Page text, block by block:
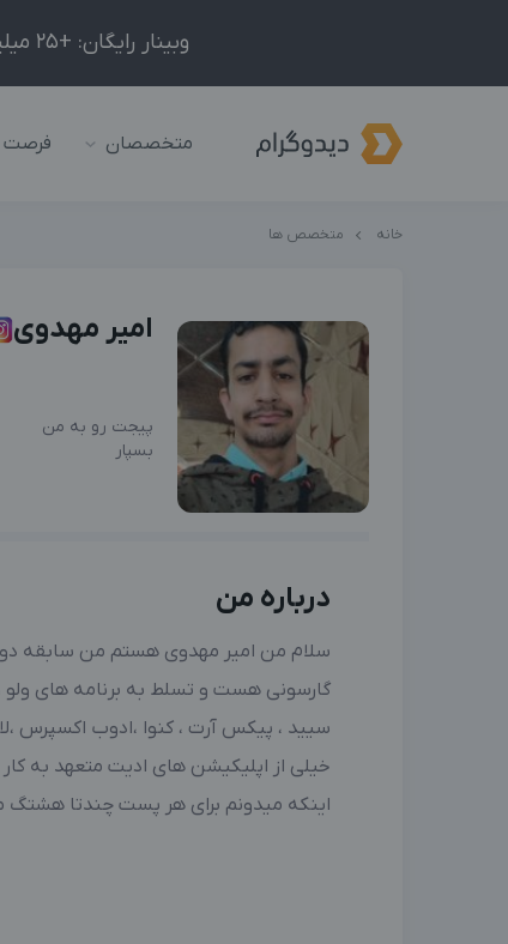
وبینار رایگان: +25 میلیون درآمد در ماه با ادمینیِ شبکه‌های اجتماعی داخلی و خارجی!
متخصصان فرصت
خانه متخصص ها
امیر مهدوی
پیجت رو به من
بسپار
درباره من
سلام من امیر مهدوی هستم من سابقه دو
گارسونی هست و تسلط به برنامه های ولو
سیید ، پیکس آرت ، کنوا ،ادوب اکسپرس
خیلی از اپلیکیشن های ادیت متعهد به کار
اینکه میدونم برای هر پست چندتا هشتگ